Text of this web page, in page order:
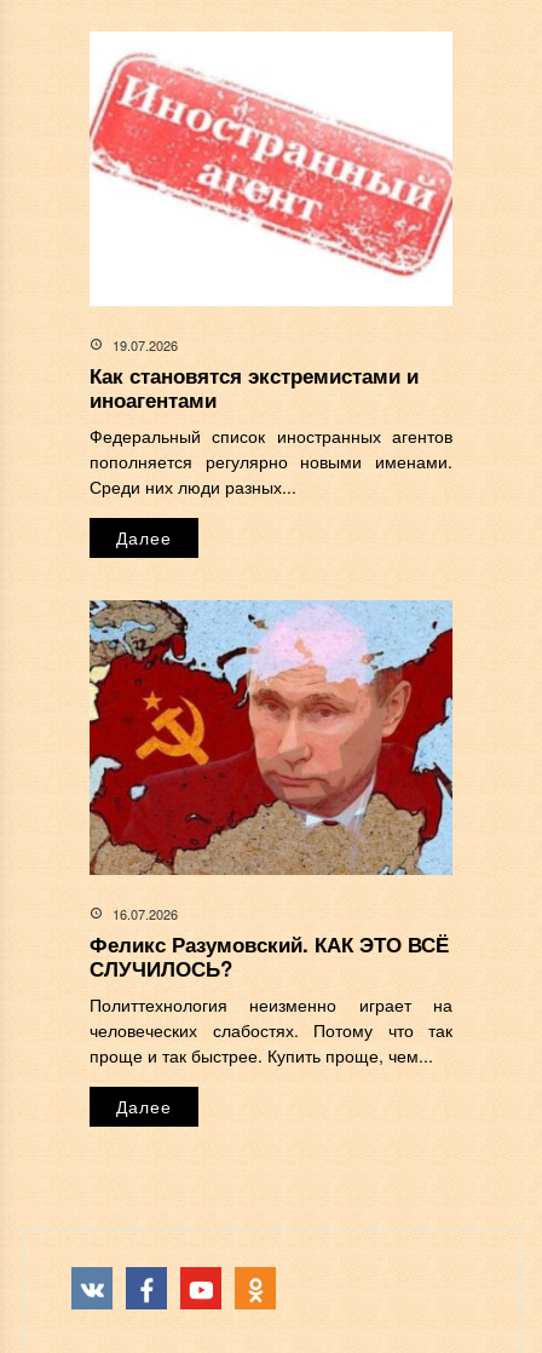
19.07.2026
Как становятся экстремистами и
иноагентами
Федеральный список иностранных агентов
пополняется регулярно новыми именами.
Среди них люди разных...
Далее
16.07.2026
Феликс Разумовский. КАК ЭТО ВСЁ
СЛУЧИЛОСЬ?
Политтехнология неизменно играет на
человеческих слабостях. Потому что так
проще и так быстрее. Купить проще, чем...
Далее